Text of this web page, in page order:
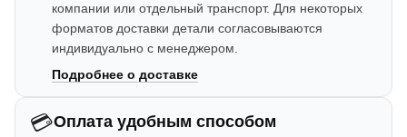
компании или отдельный транспорт. Для некоторых
форматов доставки детали согласовываются
индивидуально с менеджером.
Подробнее о доставке
💳Оплата удобным способом